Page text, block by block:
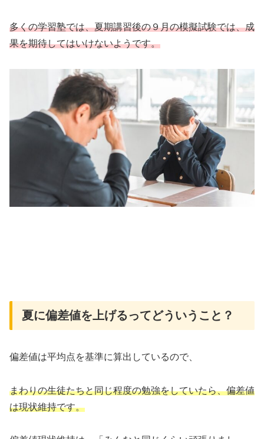
多くの学習塾では、夏期講習後の９月の模擬試験では、成
果を期待してはいけないようです。
夏に偏差値を上げるってどういうこと？
偏差値は平均点を基準に算出しているので、
まわりの生徒たちと同じ程度の勉強をしていたら、偏差値
は現状維持です。